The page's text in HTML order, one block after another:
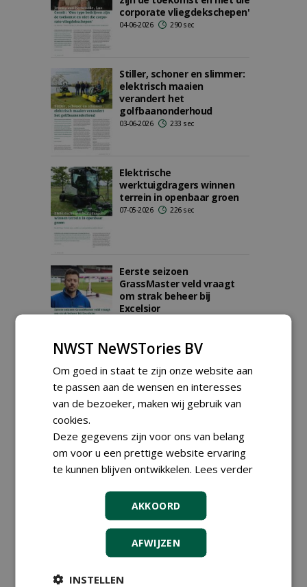
corporate vliegdekschepen'
04-06-2026 290 sec
Stiller, schoner en slimmer:
elektrisch maaien
verandert het
golfbaanonderhoud
03-06-2026 233 sec
Elektrische
werktuigdragers winnen
terrein in openbaar groen
07-05-2026 226 sec
Eerste seizoen
GrassMaster veld vraagt
om strak beheer bij
Excelsior
Brunsummerheide kiest vol
overtuiging voor Yamaha:
'Accuduur en robuustheid
springen eruit'
Gemeente Brummen na
kluizen: 'Eindelijk veilig en
overzichtelijk'
26-01-2026 103 sec
willen tijdens Solheim Cup
NWST NeWSTories BV
Om goed in staat te zijn onze website aan
te passen aan de wensen en interesses
van de bezoeker, maken wij gebruik van
cookies.
Deze gegevens zijn voor ons van belang
om voor u een prettige website ervaring
te kunnen blijven ontwikkelen. Lees verder
AKKOORD
AFWIJZEN
INSTELLEN